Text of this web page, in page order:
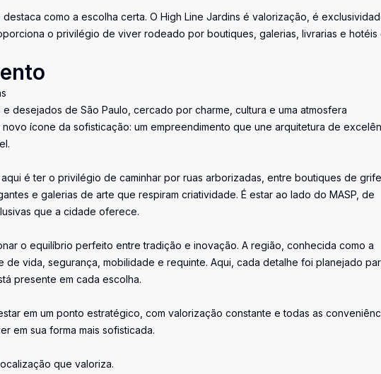
como a escolha certa. O High Line Jardins é valorização, é
o privilégio de viver rodeado por boutiques, galerias, livrarias e hotéis
desejados de São Paulo, cercado por charme, cultura e uma atmosfera
ícone da sofisticação: um empreendimento que une arquitetura de
é ter o privilégio de caminhar por ruas arborizadas, entre boutiques de
e galerias de arte que respiram criatividade. É estar ao lado do MASP, de
que a cidade oferece.
o equilíbrio perfeito entre tradição e inovação. A região, conhecida como a
de vida, segurança, mobilidade e requinte. Aqui, cada detalhe foi planejado
presente em cada escolha.
em um ponto estratégico, com valorização constante e todas as
em sua forma mais sofisticada.
que valoriza.